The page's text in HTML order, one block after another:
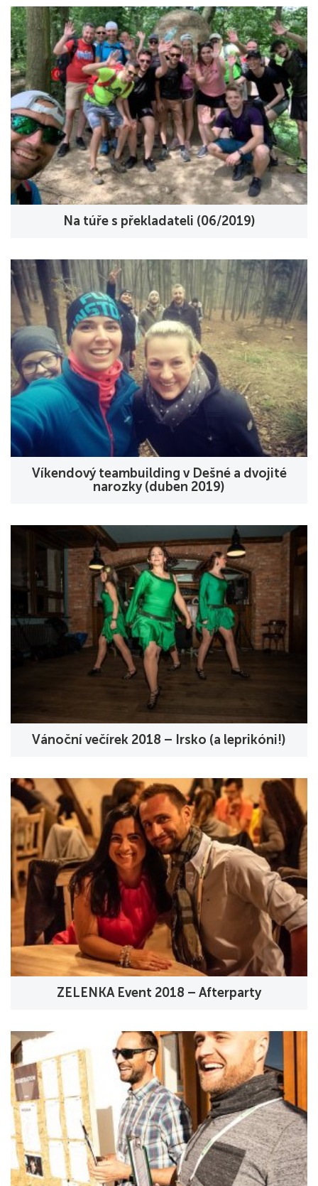
Na túře s překladateli (06/2019)
Víkendový teambuilding v Dešné a dvojité
narozky (duben 2019)
Vánoční večírek 2018 – Irsko (a leprikóni!)
ZELENKA Event 2018 – Afterparty